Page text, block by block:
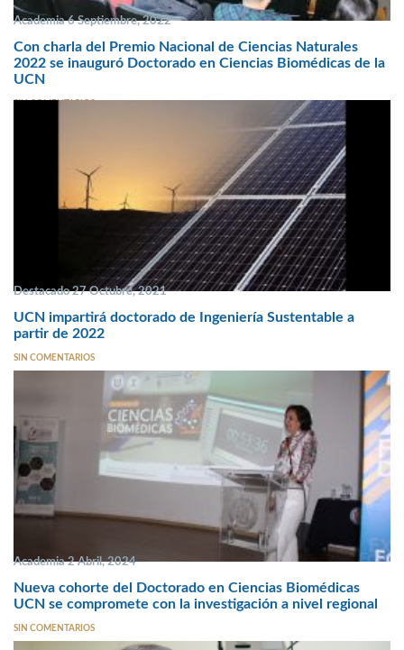
Academia 6 Septiembre, 2022
Con charla del Premio Nacional de Ciencias Naturales
2022 se inauguró Doctorado en Ciencias Biomédicas de la
UCN
Destacado 27 Octubre, 2021
UCN impartirá doctorado de Ingeniería Sustentable a
partir de 2022
SIN COMENTARIOS
Academia 2 Abril, 2024
Nueva cohorte del Doctorado en Ciencias Biomédicas
UCN se compromete con la investigación a nivel regional
SIN COMENTARIOS